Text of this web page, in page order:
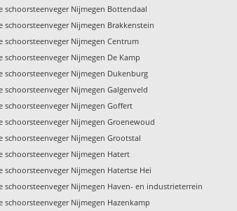
schoorsteenveger Nijmegen Bottendaal
schoorsteenveger Nijmegen Brakkenstein
schoorsteenveger Nijmegen Centrum
schoorsteenveger Nijmegen De Kamp
schoorsteenveger Nijmegen Dukenburg
schoorsteenveger Nijmegen Galgenveld
schoorsteenveger Nijmegen Goffert
schoorsteenveger Nijmegen Groenewoud
schoorsteenveger Nijmegen Grootstal
schoorsteenveger Nijmegen Hatert
schoorsteenveger Nijmegen Hatertse Hei
schoorsteenveger Nijmegen Haven- en industrieterrein
schoorsteenveger Nijmegen Hazenkamp